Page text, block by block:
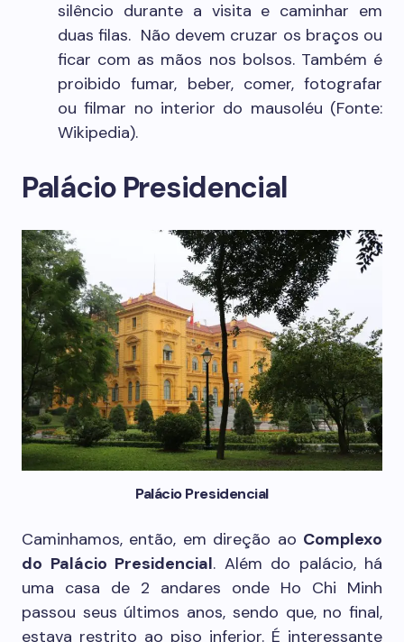
silêncio durante a visita e caminhar em
duas filas. Não devem cruzar os braços ou
ficar com as mãos nos bolsos. Também é
proibido fumar, beber, comer, fotografar
ou filmar no interior do mausoléu (Fonte:
Wikipedia).
Palácio Presidencial
Palácio Presidencial
Caminhamos, então, em direção ao Complexo
do Palácio Presidencial. Além do palácio, há
uma casa de 2 andares onde Ho Chi Minh
passou seus últimos anos, sendo que, no final,
estava restrito ao piso inferior. É interessante